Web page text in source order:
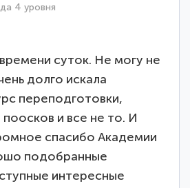
4 уровня
суток. Не могу не
долго искала
переподготовки,
и все не то. И
спасибо Академии
подобранные
интересные